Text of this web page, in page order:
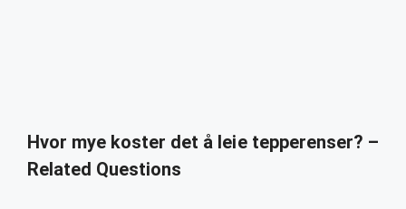
Hvor mye koster det å leie tepperenser? –
Related Questions